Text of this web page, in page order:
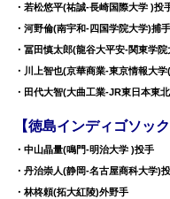
・若松悠平(祐誠-長崎国際大学 )投
・河野倫(南宇和-四国学院大学)捕手
・冨田慎太郎(龍谷大平安-関東学
・川上智也(京華商業-東京情報大
・田代大智(大曲工業-JR東日本東
【徳島インディゴソック
・中山晶量(鳴門-明治大学 )投手
・丹治崇人(静岡-名古屋商科大学)
・林柊頼(拓大紅陵)外野手